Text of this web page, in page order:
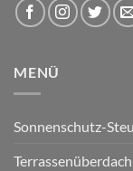
MENÜ
Sonnenschutz-